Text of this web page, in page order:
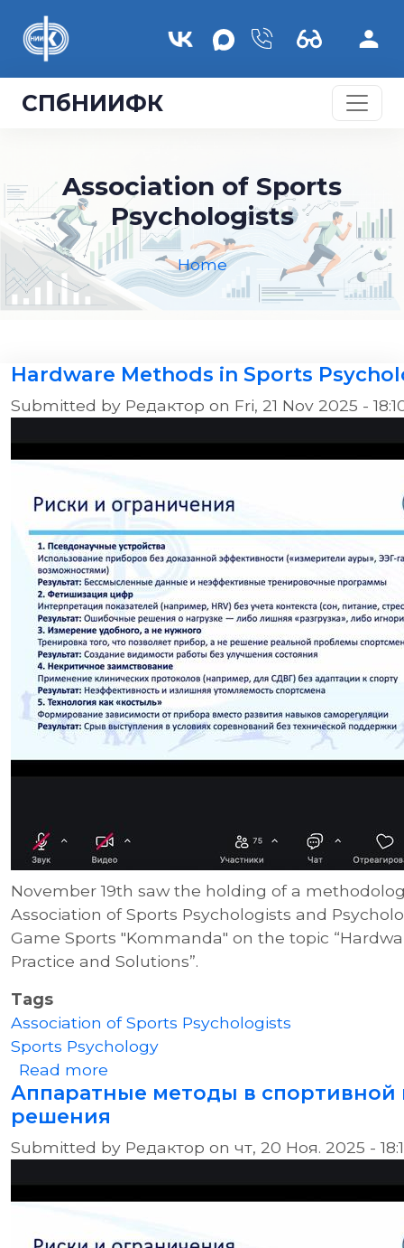
СПбНИИФК
Association of Sports
Psychologists
Home
Hardware Methods in Sports
Submitted by Редактор on Fri, 21 Nov 2025 -
November 19th saw the holding of a
Association of Sports Psychologists and
Game Sports "Kommanda" on the topic
Practice and Solutions”.
Tags
Association of Sports Psychologists
Sports Psychology
Read moreabout Hardware Methods in Sports
Аппаратные методы в спортивной
решения
Submitted by Редактор on чт, 20 Ноя. 2025 -